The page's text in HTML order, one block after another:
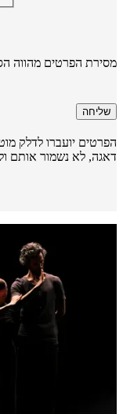
הפרטים מהווה
שליחה
יועברו לדלק
לא נשמור אותם